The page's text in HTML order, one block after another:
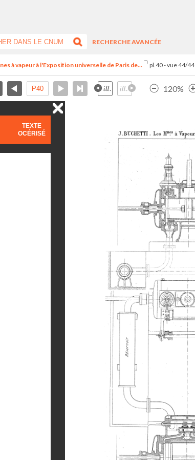
RECHERCHE AVANCÉE
à vapeur à l'Exposition universelle de Paris de... pl.40 - vue 44/44
120%
TEXTE
OCÉRISÉ